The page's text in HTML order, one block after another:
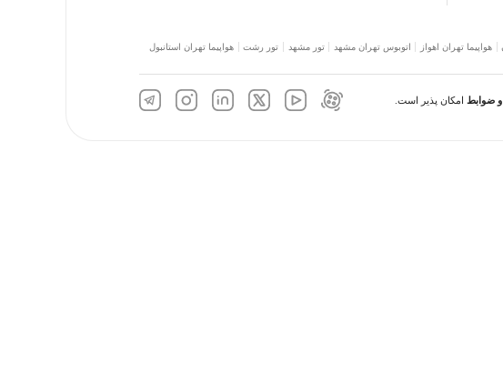
هواپیما تهران اهواز اتوبوس تهران مشهد تور مشهد تور رشت هواپیما تهران استانبول
ضوابط امکان پذیر است.